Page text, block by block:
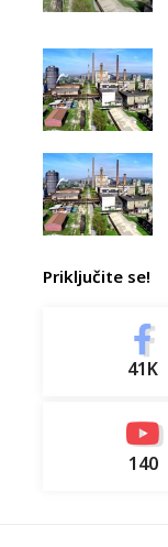
Priključite se!
41K
140